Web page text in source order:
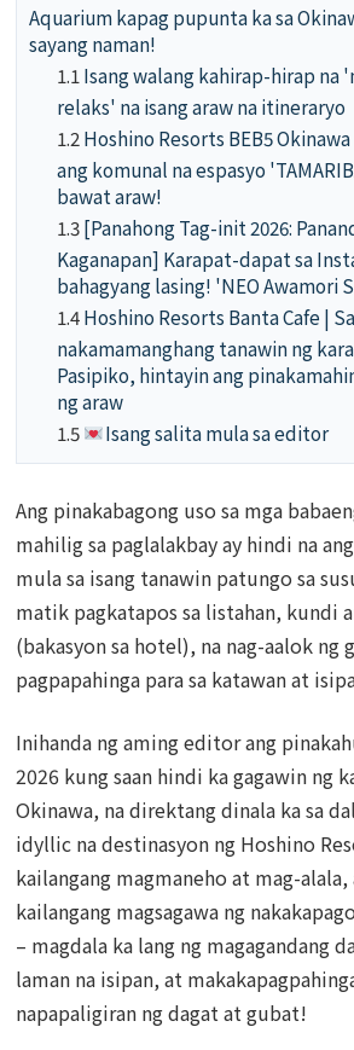
Aquarium kapag pupunta ka sa
sayang naman!
1.1 Isang walang kahirap-hirap na
relaks' na isang araw na itineraryo
1.2Hoshino Resorts BEB5
ang komunal na espasyo
bawat araw!
1.3[Panahong Tag-init 2026:
Kaganapan] Karapat-dapat sa
bahagyang lasing! 'NEO Awamori
1.4Hoshino Resorts Banta Cafe | Sa
nakamamanghang tanawin ng
Pasipiko, hintayin ang
ng araw
1.5
Isang salita mula sa editor
Ang pinakabagong uso sa mga
mahilig sa paglalakbay ay hindi na
mula sa isang tanawin patungo sa
matik pagkatapos sa listahan, kundi
(bakasyon sa hotel), na nag-aalok ng
pagpapahinga para sa katawan at
Inihanda ng aming editor ang
2026 kung saan hindi ka gagawin ng
Okinawa, na direktang dinala ka sa
idyllic na destinasyon ng Hoshino
kailangang magmaneho at mag-
kailangang magsagawa ng
– magdala ka lang ng magagandang
laman na isipan, at
napapaligiran ng dagat at gubat!